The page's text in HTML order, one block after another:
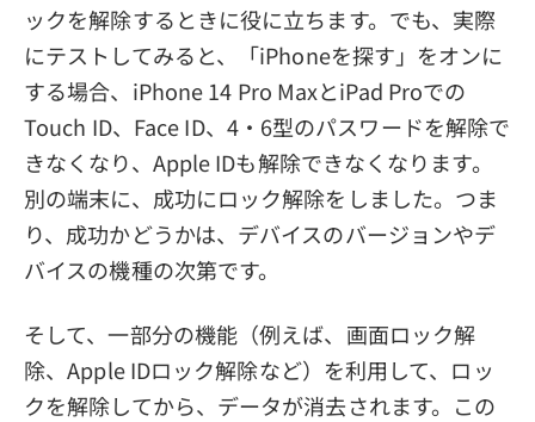
ックを解除するときに役に立ちます。でも、実際
にテストしてみると、「iPhoneを探す」をオンに
する場合、iPhone 14 Pro MaxとiPad Proでの
Touch ID、Face ID、4・6型のパスワードを解除で
きなくなり、Apple IDも解除できなくなります。
別の端末に、成功にロック解除をしました。つま
り、成功かどうかは、デバイスのバージョンやデ
バイスの機種の次第です。
そして、一部分の機能（例えば、画面ロック解
除、Apple IDロック解除など）を利用して、ロッ
クを解除してから、データが消去されます。この